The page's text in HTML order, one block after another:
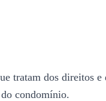
tratam dos direitos e
do condomínio.